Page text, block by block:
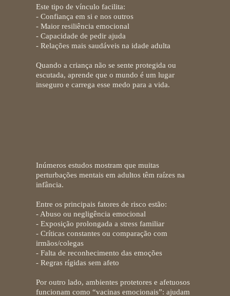
Este tipo de vínculo facilita:
- Confiança em si e nos outros
- Maior resiliência emocional
- Capacidade de pedir ajuda
- Relações mais saudáveis na idade adulta
Quando a criança não se sente protegida ou
escutada, aprende que o mundo é um lugar
inseguro e carrega esse medo para a vida.
Inúmeros estudos mostram que muitas
perturbações mentais em adultos têm raízes na
infância.
Entre os principais fatores de risco estão:
- Abuso ou negligência emocional
- Exposição prolongada a stress familiar
- Críticas constantes ou comparação com
irmãos/colegas
- Falta de reconhecimento das emoções
- Regras rígidas sem afeto
Por outro lado, ambientes protetores e afetuosos
funcionam como “vacinas emocionais”: ajudam